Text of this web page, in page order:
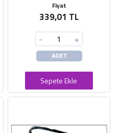
Fiyat
339,01 TL
- +
ADET
Sepete Ekle